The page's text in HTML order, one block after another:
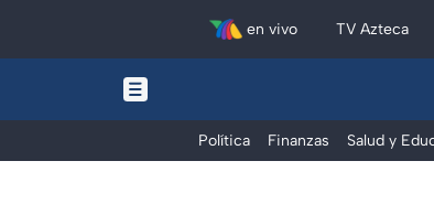
en vivo TV Azteca
Política Finanzas Salud y